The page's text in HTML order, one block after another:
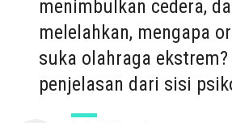
menimbulkan cedera,
melelahkan, mengapa
suka olahraga ekstrem?
penjelasan dari sisi